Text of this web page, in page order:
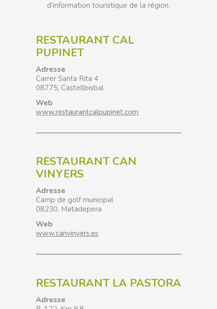
d’information touristique de la région.
RESTAURANT CAL
PUPINET
Adresse
Carrer Santa Rita 4
08775, Castellbisbal
Web
www.restaurantcalpupinet.com
RESTAURANT CAN
VINYERS
Adresse
Camp de golf municipal
08230, Matadepera
Web
www.canvinyers.es
RESTAURANT LA PASTORA
Adresse